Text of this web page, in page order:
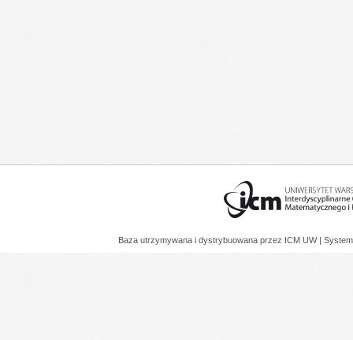
Baza utrzymywana i dystrybuowana przez ICM UW |